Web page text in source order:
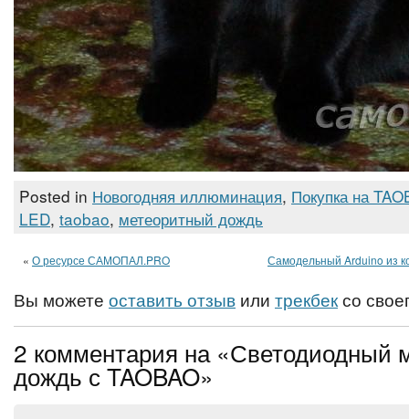
Posted in Новогодняя иллюминация, Покупка на
LED, taobao, метеоритный дождь
« О ресурсе САМОПАЛ.PRO Самодельный Arduino из
Вы можете оставить отзыв или трекбексо
2 комментария на «Светодиодный
дождь с TAOBAO»